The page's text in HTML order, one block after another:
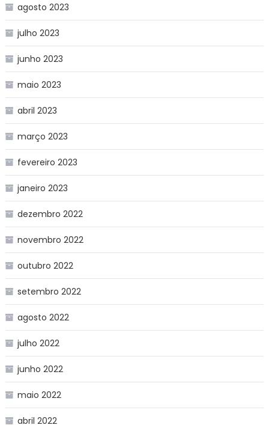
agosto 2023
julho 2023
junho 2023
maio 2023
abril 2023
março 2023
fevereiro 2023
janeiro 2023
dezembro 2022
novembro 2022
outubro 2022
setembro 2022
agosto 2022
julho 2022
junho 2022
maio 2022
abril 2022